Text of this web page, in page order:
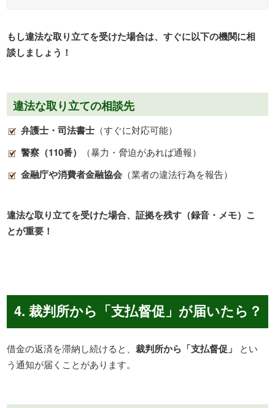
もし違法な取り立てを受けた場合は、すぐに以下の機関に相
談しましょう！
違法な取り立ての相談先
弁護士・司法書士（すぐに対応可能）
警察（110番） （暴力・脅迫があれば通報）
金融庁や消費者金融協会（業者の違法行為を報告）
違法な取り立てを受けた場合、証拠を残す（録音・メモ）こ
とが重要！
4. 裁判所から「支払督促」が届いたら？
借金の返済を滞納し続けると、裁判所から「支払督促」
とい
う通知が届くことがあります。